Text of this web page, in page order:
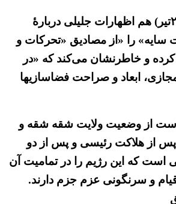
روزنامهٔ هم‌میهن (۲۱تیر) هم اظهارات جلیلی دربارهٔ
سایه» را «از مصادیق «تحرکات و
و خاطرنشان می‌کند که «در
ابعاد و صراحت فضاسازیها
از وضعیت ولایت شقه شقه و
پس از هلاکت رئیسی و پس از دو
است که این رژیم را در تمامیت آن
و سرنگونی عزم جزم دارند.